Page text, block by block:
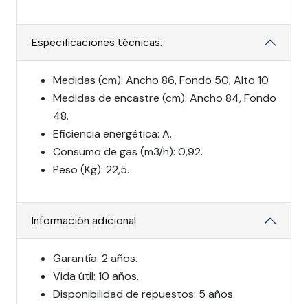
Especificaciones técnicas:
Medidas (cm): Ancho 86, Fondo 50, Alto 10.
Medidas de encastre (cm): Ancho 84, Fondo
48.
Eficiencia energética: A.
Consumo de gas (m3/h): 0,92.
Peso (Kg): 22,5.
Información adicional:
Garantía: 2 años.
Vida útil: 10 años.
Disponibilidad de repuestos: 5 años.